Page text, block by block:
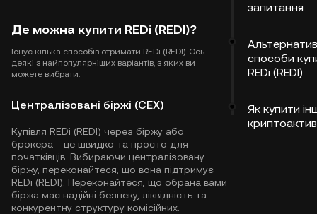
Де можна купити REDi (REDI)?
Існує кілька способів отримати REDi (REDI). Ось
деякі з найпопулярніших варіантів, з яких ви
можете вибрати:
Централізовані біржі (CEX)
Купівля REDi (REDI) через біржу або
брокера - це швидко та просто для
початківців. Вибираючи централізовану
біржу, переконайтеся, що вона підтримує
REDi (REDI). Переконайтеся, що обрана вами
біржа має надійні безпеку, ліквідність та
конкурентну структуру комісійних.
запитання
способи
REDi (REDI)
Як купити